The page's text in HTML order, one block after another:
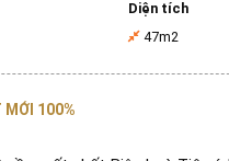
Diện tích
47m2
MỚI 100%